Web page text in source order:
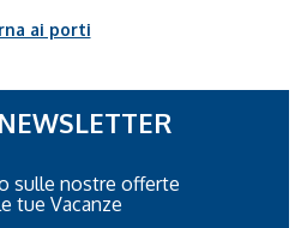
ai porti
sulle nostre offerte
tue Vacanze